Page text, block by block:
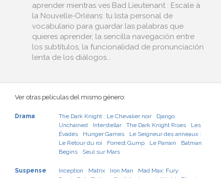
aprender mientras ves Bad Lieutenant : Escale à
la Nouvelle-Orléans: tu lista personal de
vocabulario para guardar las palabras que
quieres aprender, la sencilla navegación entre
los subtítulos, la funcionalidad de pronunciación
lenta de los diálogos...
Ver otras películas del mismo género:
Drama The Dark Knight : Le Chevalier noir
Django
Unchained
Interstellar The Dark Knight Rises
Les
Évadés
Hunger Games
Le Seigneur des anneaux :
Le Retour du roi
Forrest Gump Le Parrain
Batman
Begins
Seul sur Mars
Suspense Inception Matrix Iron Man
Mad Max: Fury